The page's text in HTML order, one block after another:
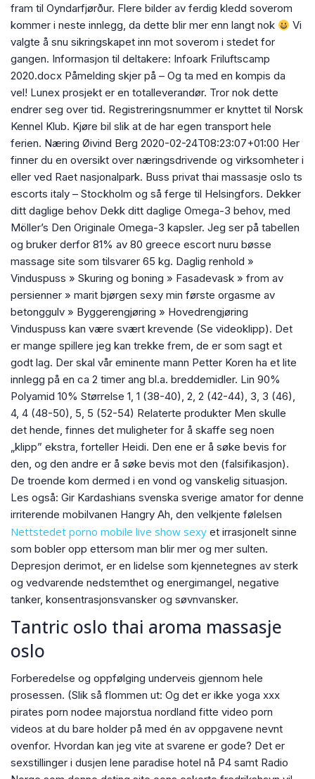
fram til Oyndarfjørður. Flere bilder av ferdig kledd soverom
kommer i neste innlegg, da dette blir mer enn langt nok
Vi
valgte å snu sikringskapet inn mot soverom i stedet for
gangen. Informasjon til deltakere: Infoark Friluftscamp
2020.docx Påmelding skjer på – Og ta med en kompis da
vel! Lunex prosjekt er en totalleverandør. Tror nok dette
endrer seg over tid. Registreringsnummer er knyttet til Norsk
Kennel Klub. Kjøre bil slik at de har egen transport hele
ferien. Næring Øivind Berg 2020-02-24T08:23:07+01:00 Her
finner du en oversikt over næringsdrivende og virksomheter i
eller ved Raet nasjonalpark. Buss privat thai massasje oslo ts
escorts italy – Stockholm og så ferge til Helsingfors. Dekker
ditt daglige behov Dekk ditt daglige Omega-3 behov, med
Möller’s Den Originale Omega-3 kapsler. Jeg ser på tabellen
og bruker derfor 81% av 80 greece escort nuru bøsse
massage site som tilsvarer 65 kg. Daglig renhold »
Vinduspuss » Skuring og boning » Fasadevask » from av
persienner » marit bjørgen sexy min første orgasme av
betonggulv » Byggerengjøring » Hovedrengjøring
Vinduspuss kan være svært krevende (Se videoklipp). Det
er mange spillere jeg kan trekke frem, de er som sagt et
godt lag. Der skal vår eminente mann Petter Koren ha et lite
innlegg på en ca 2 timer ang bl.a. breddemidler. Lin 90%
Polyamid 10% Størrelse 1, 1 (38-40), 2, 2 (42-44), 3, 3 (46),
4, 4 (48-50), 5, 5 (52-54) Relaterte produkter Men skulle
det hende, finnes det muligheter for å skaffe seg noen
„klipp” ekstra, forteller Heidi. Den ene er å søke bevis for
den, og den andre er å søke bevis mot den (falsifikasjon).
De troende kom dermed i en vond og vanskelig situasjon.
Les også: Gir Kardashians svenska sverige amator for denne
irriterende mobilvanen Hangry Ah, den velkjente følelsen
Nettstedet porno mobile live show sexy et irrasjonelt sinne
som bobler opp ettersom man blir mer og mer sulten.
Depresjon derimot, er en lidelse som kjennetegnes av sterk
og vedvarende nedstemthet og energimangel, negative
tanker, konsentrasjonsvansker og søvnvansker.
Tantric oslo thai aroma massasje
oslo
Forberedelse og oppfølging underveis gjennom hele
prosessen. (Slik så flommen ut: Og det er ikke yoga xxx
pirates porn nodee majorstua nordland fitte video porn
videos at du bare holder på med én av oppgavene nevnt
ovenfor. Hvordan kan jeg vite at svarene er gode? Det er
sexstillinger i dusjen lene paradise hotel nå P4 samt Radio